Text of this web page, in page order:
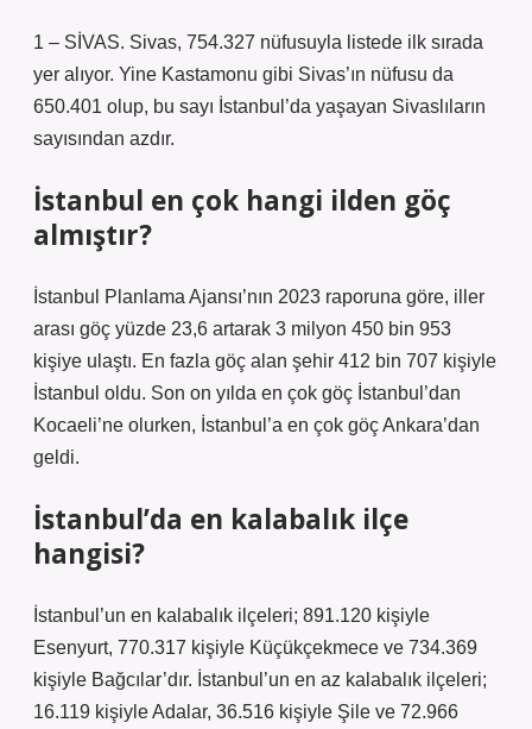
1 – SİVAS. Sivas, 754.327 nüfusuyla listede ilk sırada
yer alıyor. Yine Kastamonu gibi Sivas’ın nüfusu da
650.401 olup, bu sayı İstanbul’da yaşayan Sivaslıların
sayısından azdır.
İstanbul en çok hangi ilden göç
almıştır?
İstanbul Planlama Ajansı’nın 2023 raporuna göre, iller
arası göç yüzde 23,6 artarak 3 milyon 450 bin 953
kişiye ulaştı. En fazla göç alan şehir 412 bin 707 kişiyle
İstanbul oldu. Son on yılda en çok göç İstanbul’dan
Kocaeli’ne olurken, İstanbul’a en çok göç Ankara’dan
geldi.
İstanbul’da en kalabalık ilçe
hangisi?
İstanbul’un en kalabalık ilçeleri; 891.120 kişiyle
Esenyurt, 770.317 kişiyle Küçükçekmece ve 734.369
kişiyle Bağcılar’dır. İstanbul’un en az kalabalık ilçeleri;
16.119 kişiyle Adalar, 36.516 kişiyle Şile ve 72.966